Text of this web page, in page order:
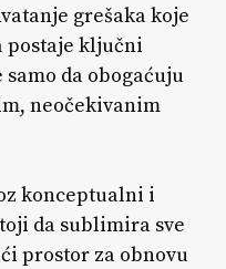
grešaka koje
postaje ključni
da obogaćuju
neočekivanim
konceptualni i
da sublimira sve
prostor za obnovu